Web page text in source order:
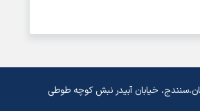
خیابان آبیدر نبش کوچه طوطی